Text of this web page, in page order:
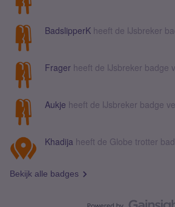
BadslipperK heeft de IJsbreker
Frager heeft de IJsbreker badge
Aukje heeft de IJsbreker badge
Khadija heeft de Globe trotter
Bekijk alle badges